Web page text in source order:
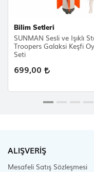
Bilim Setleri
SUNMAN Sesli ve Işıklı
Troopers Galaksi Keşfi
Seti
699,00
ALIŞVERİŞ
Mesafeli Satış Sözleşmesi